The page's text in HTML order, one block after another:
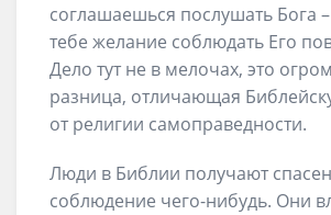
соглашаешься послушать Бога
тебе желание соблюдать Его
Дело тут не в мелочах, это
разница, отличающая
от религии самоправедности.
Люди в Библии получают
соблюдение чего-нибудь. Они